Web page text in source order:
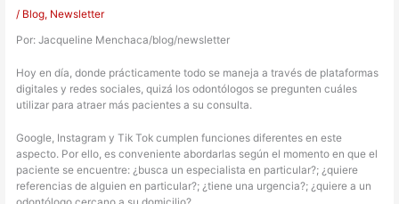
/ Blog, Newsletter
Por: Jacqueline Menchaca/blog/newsletter
Hoy en día, donde prácticamente todo se maneja a través de plataformas
digitales y redes sociales, quizá los odontólogos se pregunten cuáles
utilizar para atraer más pacientes a su consulta.
Google, Instagram y Tik Tok cumplen funciones diferentes en este
aspecto. Por ello, es conveniente abordarlas según el momento en que el
paciente se encuentre: ¿busca un especialista en particular?; ¿quiere
referencias de alguien en particular?; ¿tiene una urgencia?; ¿quiere a un